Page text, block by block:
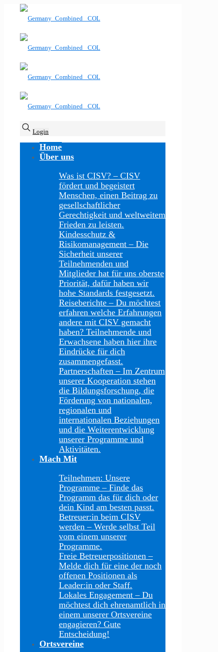
Login
Home
Über uns
Was ist CISV? – CISV
fördert und begeistert
Menschen, einen Beitrag zu
gesellschaftlicher
Gerechtigkeit und weltweitem
Frieden zu leisten.
Kindesschutz &
Risikomanagement – Die
Sicherheit unserer
Teilnehmenden und
Mitglieder hat für uns oberste
Priorität, dafür haben wir
hohe Standards festgesetzt.
Reiseberichte – Du möchtest
erfahren welche Erfahrungen
andere mit CISV gemacht
haben? Teilnehmende und
Erwachsene haben hier ihre
Eindrücke für dich
zusammengefasst.
Partnerschaften – Im Zentrum
unserer Kooperation stehen
die Bildungsforschung, die
Förderung von nationalen,
regionalen und
internationalen Beziehungen
und die Weiterentwicklung
unserer Programme und
Aktivitäten.
Mach Mit
Teilnehmen: Unsere
Programme – Finde das
Programm das für dich oder
dein Kind am besten passt.
Betreuer:in beim CISV
werden – Werde selbst Teil
vom einem unserer
Programme.
Freie Betreuerpositionen –
Melde dich für eine der noch
offenen Positionen als
Leader:in oder Staff.
Lokales Engagement – Du
möchtest dich ehrenamtlich in
einem unserer Ortsvereine
engagieren? Gute
Entscheidung!
Ortsvereine